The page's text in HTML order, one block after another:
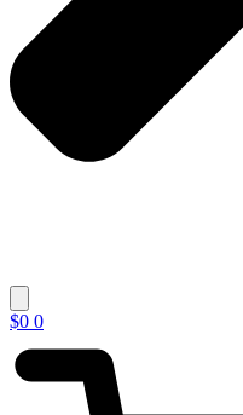
$0 0